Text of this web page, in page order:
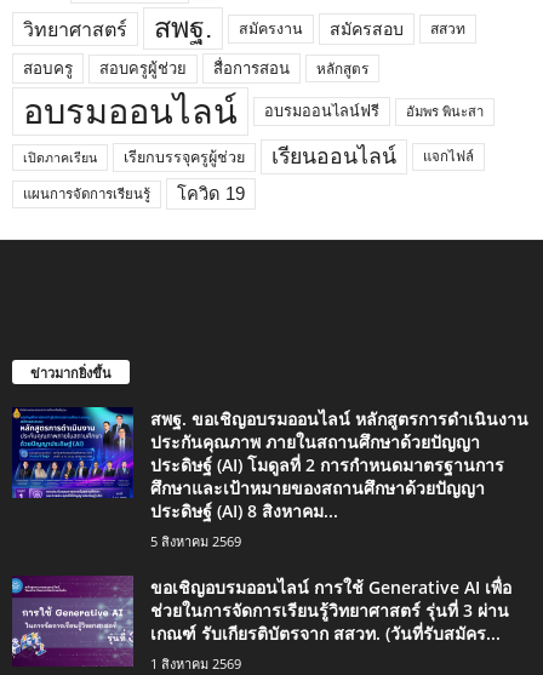
วิทยาศาสตร์ สพฐ. สมัครงาน สมัครสอบ สสวท
สอบครู สอบครูผู้ช่วย สื่อการสอน หลักสูตร
อบรมออนไลน์ อบรมออนไลน์ฟรี อัมพร พินะสา
เปิดภาคเรียน เรียกบรรจุครูผู้ช่วย เรียนออนไลน์ แจกไฟล์
แผนการจัดการเรียนรู้ โควิด 19
ข่าวมากยิ่งขึ้น
สพฐ. ขอเชิญอบรมออนไลน์ หลักสูตรการดำเนินงาน
ประกันคุณภาพ ภายในสถานศึกษาด้วยปัญญา
ประดิษฐ์ (AI) โมดูลที่ 2 การกำหนดมาตรฐานการ
ศึกษาและเป้าหมายของสถานศึกษาด้วยปัญญา
ประดิษฐ์ (AI) 8 สิงหาคม...
5 สิงหาคม 2569
ขอเชิญอบรมออนไลน์ การใช้ Generative AI เพื่อ
ช่วยในการจัดการเรียนรู้วิทยาศาสตร์ รุ่นที่ 3 ผ่าน
เกณฑ์ รับเกียรติบัตรจาก สสวท. (วันที่รับสมัคร...
1 สิงหาคม 2569